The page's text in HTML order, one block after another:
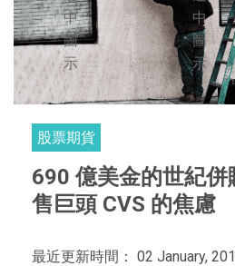
股票期貨
690 億美金的世紀併
售巨頭 CVS 的焦慮
最近更新時間： 02 January,